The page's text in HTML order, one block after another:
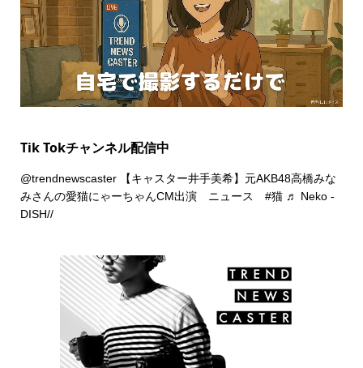
Tik Tokチャンネル配信中
@trendnewscaster【キャスター井手美希】元AKB48高橋みな
みさんの愛猫にゃーちゃんCM出演 ニュース #猫 ♬ Neko -
DISH//